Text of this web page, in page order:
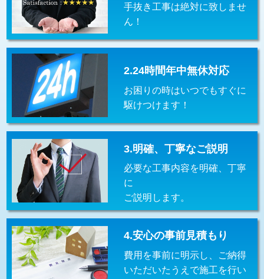
交換・取付(単水栓（壁付・デッキ
式）)
交換・取付(混合水栓（壁付・デッキ
式・ワンホール）)
交換・取付(排水栓・排水トラップ
（P/S/ポップアップ））
22,000円+材料費
交換・取付（その他部品） 11,000円+材料費
持込商品取付（単水栓） 13,200円
持込商品取付（混合水栓） 16,500円
持込商品取付（浄水器・分岐水栓） 16,500円
給水管工事※（バンド止め)
給水管工事※（支持金具設置) 5,500円
手抜き工事は絶対に致しませ
ん！
2.24時間年中無休対応
お困りの時はいつでもすぐに
駆けつけます！
3.明確、丁寧なご説明
必要な工事内容を明確、丁寧
に
ご説明します。
4.安心の事前見積もり
費用を事前に明示し、ご納得
いただいたうえで施工を行い